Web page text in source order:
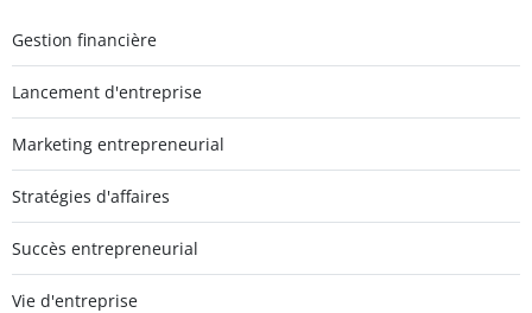
Gestion financière
Lancement d'entreprise
Marketing entrepreneurial
Stratégies d'affaires
Succès entrepreneurial
Vie d'entreprise